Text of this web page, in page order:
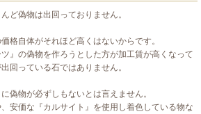
ど偽物は出回っておりません。
格自体がそれほど高くはないからです。
』の偽物を作ろうとした方が加工賃が高くなって
回っている石ではありません。
偽物が必ずしもないとは言えません。
安価な『カルサイト』を使用し着色している物な